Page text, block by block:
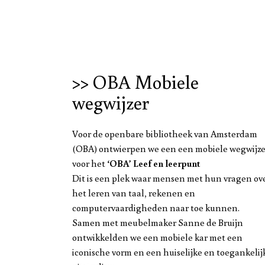
>> OBA Mobiele
wegwijzer
Voor de openbare bibliotheek van Amsterdam
(OBA) ontwierpen we een een mobiele
voor het ‘OBA’ Leef en leerpunt
Dit is een plek waar mensen met hun vragen
het leren van taal, rekenen en
computervaardigheden naar toe kunnen.
Samen met meubelmaker Sanne de Bruijn
ontwikkelden we een mobiele kar met een
iconische vorm en een huiselijke en